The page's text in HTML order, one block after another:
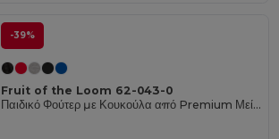
-39%
Fruit of the Loom 62-043-0
Παιδικό Φούτερ με Κουκούλα από Premium Μείγμα Βαμβακιού